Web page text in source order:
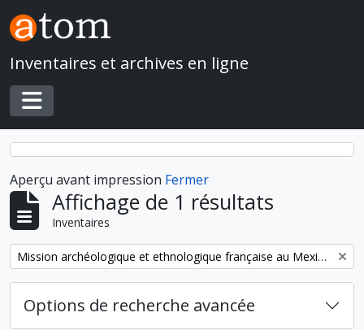
Skip to main content
Inventaires et archives en ligne
Toggle navigation
Aperçu avant impression Fermer
Affichage de 1 résultats
Inventaires
Remove filter: Mission archéologique et ethnologique française au Mexique
Options de recherche avancée